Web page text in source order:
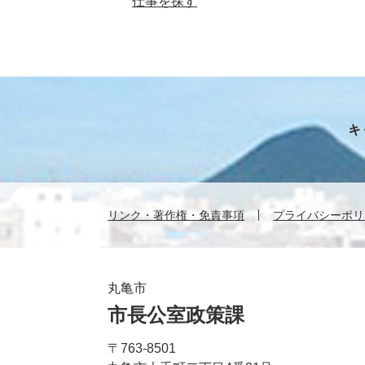
リンク・著作権・免責事項 プライバシーポ
丸亀市
市長公室政策課
〒763-8501